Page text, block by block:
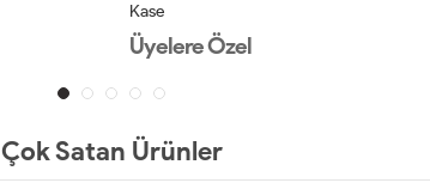
Kase
Üyelere Özel
Çok Satan Ürünler